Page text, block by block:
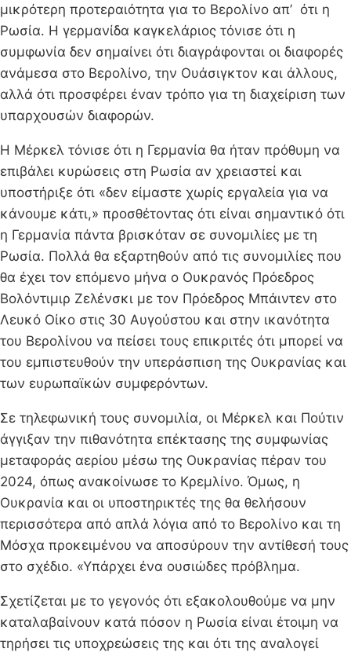
μικρότερη προτεραιότητα για το Βερολίνο απ’ ότι η
Ρωσία. Η γερμανίδα καγκελάριος τόνισε ότι η
συμφωνία δεν σημαίνει ότι διαγράφονται οι διαφορές
ανάμεσα στο Βερολίνο, την Ουάσιγκτον και άλλους,
αλλά ότι προσφέρει έναν τρόπο για τη διαχείριση των
υπαρχουσών διαφορών.
Η Μέρκελ τόνισε ότι η Γερμανία θα ήταν πρόθυμη να
επιβάλει κυρώσεις στη Ρωσία αν χρειαστεί και
υποστήριξε ότι «δεν είμαστε χωρίς εργαλεία για να
κάνουμε κάτι,» προσθέτοντας ότι είναι σημαντικό ότι
η Γερμανία πάντα βρισκόταν σε συνομιλίες με τη
Ρωσία. Πολλά θα εξαρτηθούν από τις συνομιλίες που
θα έχει τον επόμενο μήνα ο Ουκρανός Πρόεδρος
Βολόντιμιρ Ζελένσκι με τον Πρόεδρος Μπάιντεν στο
Λευκό Οίκο στις 30 Αυγούστου και στην ικανότητα
του Βερολίνου να πείσει τους επικριτές ότι μπορεί να
του εμπιστευθούν την υπεράσπιση της Ουκρανίας και
των ευρωπαϊκών συμφερόντων.
Σε τηλεφωνική τους συνομιλία, οι Μέρκελ και Πούτιν
άγγιξαν την πιθανότητα επέκτασης της συμφωνίας
μεταφοράς αερίου μέσω της Ουκρανίας πέραν του
2024, όπως ανακοίνωσε το Κρεμλίνο. Όμως, η
Ουκρανία και οι υποστηρικτές της θα θελήσουν
περισσότερα από απλά λόγια από το Βερολίνο και τη
Μόσχα προκειμένου να αποσύρουν την αντίθεσή τους
στο σχέδιο. «Υπάρχει ένα ουσιώδες πρόβλημα.
Σχετίζεται με το γεγονός ότι εξακολουθούμε να μην
καταλαβαίνουν κατά πόσον η Ρωσία είναι έτοιμη να
τηρήσει τις υποχρεώσεις της και ότι της αναλογεί